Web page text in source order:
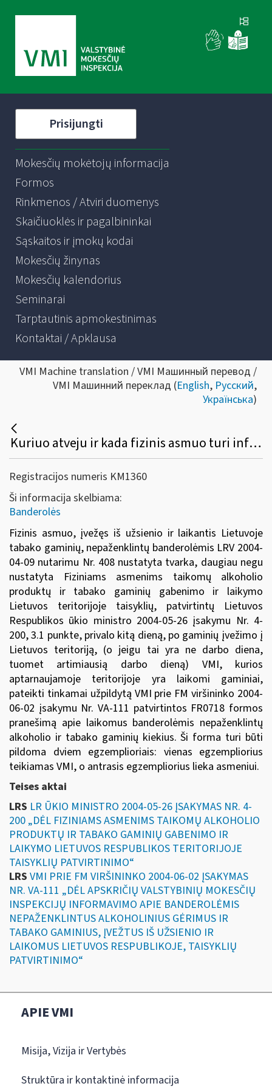
Prisijungti
Mokesčių mokėtojų informacija
Formos
Rinkmenos / Atviri duomenys
Skaičiuoklės ir pagalbininkai
Sąskaitos ir įmokų kodai
Mokesčių žinynas
Mokesčių kalendorius
Seminarai
Tarptautinis apmokestinimas
Kontaktai / Apklausa
VMI Machine translation / VMI Машинный перевод /
VMI Машинний переклад (English, Русский,
Українська)
Kuriuo atveju ir kada fizinis asmuo turi informuoti VMI apie banderolėmis nepaženklintus tabako gaminius, įvežtus iš užsienio ir laikomus Lietuvoje?
Registracijos numeris KM1360
Ši informacija skelbiama:
Banderolės
Fizinis asmuo, įvežęs iš užsienio ir laikantis Lietuvoje
tabako gaminių, nepaženklintų banderolėmis LRV 2004-
04-09 nutarimu Nr. 408nustatyta tvarka, daugiau negu
nustatyta Fiziniams asmenims taikomų alkoholio
produktų ir tabako gaminių gabenimo ir laikymo
Lietuvos teritorijoje taisyklių, patvirtintų Lietuvos
Respublikos ūkio ministro 2004-05-26 įsakymu Nr. 4-
200, 3.1 punkte, privalo kitą dieną, po gaminių įvežimo į
Lietuvos teritoriją, (o jeigu tai yra ne darbo diena,
tuomet artimiausią darbo dieną) VMI, kurios
aptarnaujamoje teritorijoje yra laikomi gaminiai,
pateikti tinkamai užpildytą VMI prie FM viršininko 2004-
06-02 įsakymu Nr. VA-111 patvirtintos FR0718 formos
pranešimą apie laikomus banderolėmis nepaženklintų
alkoholio ir tabako gaminių kiekius. Ši forma turi būti
pildoma dviem egzemplioriais: vienas egzempliorius
teikiamas VMI, o antrasis egzempliorius lieka asmeniui.
Teises aktai
LRS LR ŪKIO MINISTRO 2004-05-26 ĮSAKYMAS NR. 4-
200 „DĖL FIZINIAMS ASMENIMS TAIKOMŲ ALKOHOLIO
PRODUKTŲ IR TABAKO GAMINIŲ GABENIMO IR
LAIKYMO LIETUVOS RESPUBLIKOS TERITORIJOJE
TAISYKLIŲ PATVIRTINIMO“
LRS VMI PRIE FM VIRŠININKO 2004-06-02 ĮSAKYMAS
NR. VA-111 „DĖL APSKRIČIŲ VALSTYBINIŲ MOKESČIŲ
INSPEKCIJŲ INFORMAVIMO APIE BANDEROLĖMIS
NEPAŽENKLINTUS ALKOHOLINIUS GĖRIMUS IR
TABAKO GAMINIUS, ĮVEŽTUS IŠ UŽSIENIO IR
LAIKOMUS LIETUVOS RESPUBLIKOJE, TAISYKLIŲ
PATVIRTINIMO“
APIE VMI
Misija, Vizija ir Vertybės
Struktūra ir kontaktinė informacija